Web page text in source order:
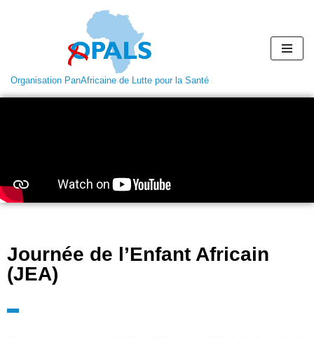
Organisation PanAfricaine de Lutte pour la Santé
Journée de l’Enfant Africain
(JEA)